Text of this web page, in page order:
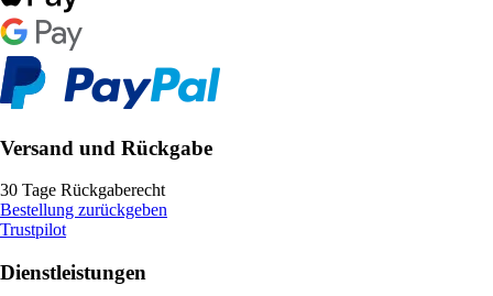
Versand und Rückgabe
30 Tage Rückgaberecht
Bestellung zurückgeben
Trustpilot
Dienstleistungen